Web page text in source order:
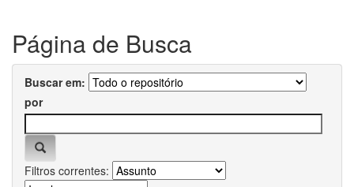
Página de Busca
Buscar em:
por
Filtros correntes: